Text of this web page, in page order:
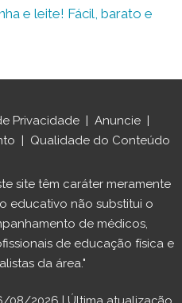
e leite! Fácil, barato e
Privacidade | Anuncie |
| Qualidade do Conteúdo
site têm caráter meramente
educativo não substitui o
de médicos,
de educação física e
da área."